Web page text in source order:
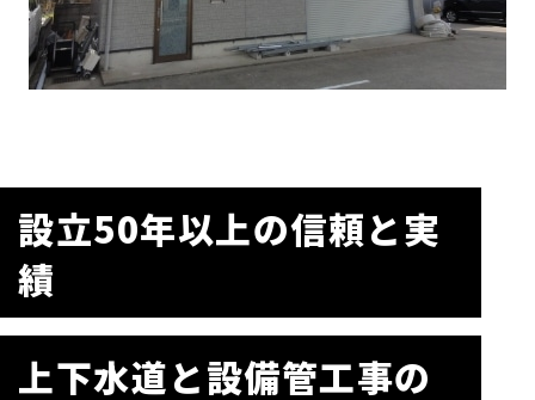
設立50年以上の信頼と実
績
上下水道と設備管工事の